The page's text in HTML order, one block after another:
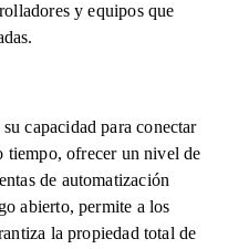
y equipos que
capacidad para conectar
tiempo, ofrecer un nivel de
de automatización
abierto, permite a los
la propiedad total de